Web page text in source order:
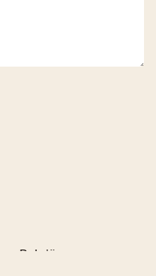
België